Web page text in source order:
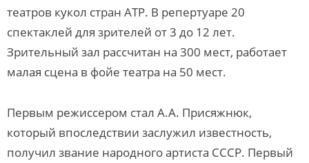
театров кукол стран АТР. В репертуаре 20
спектаклей для зрителей от 3 до 12 лет.
Зрительный зал рассчитан на 300 мест, работает
малая сцена в фойе театра на 50 мест.
Первым режиссером стал А.А. Присяжнюк,
который впоследствии заслужил известность,
получил звание народного артиста СССР. Первый